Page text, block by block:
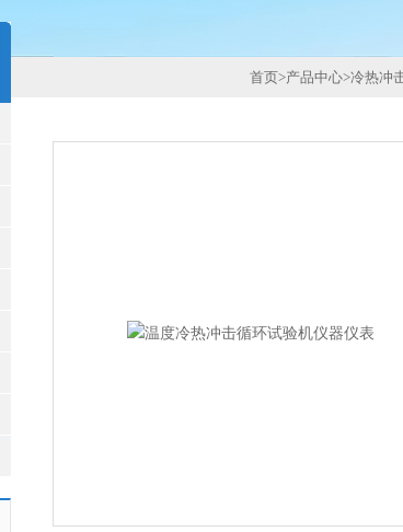
首页>产品中心>冷热冲